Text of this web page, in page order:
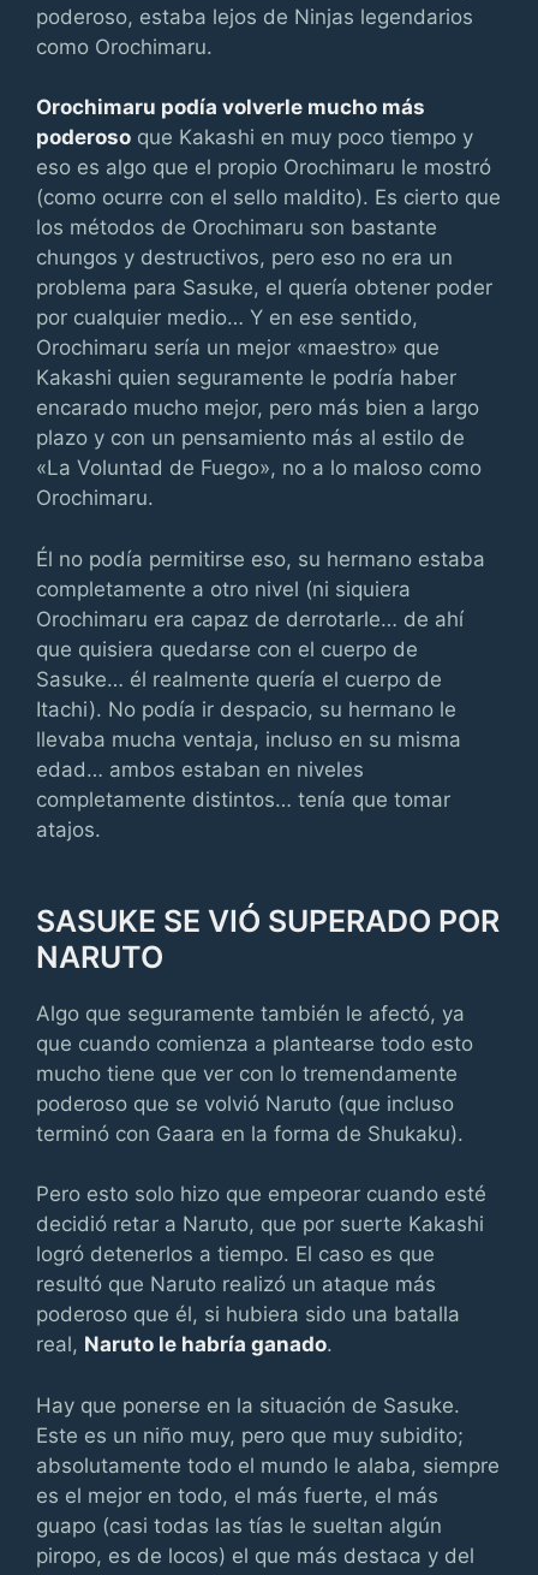
poderoso, estaba lejos de Ninjas legendarios
como Orochimaru.
Orochimaru podía volverle mucho más
poderoso que Kakashi en muy poco tiempo y
eso es algo que el propio Orochimaru le mostró
(como ocurre con el sello maldito). Es cierto que
los métodos de Orochimaru son bastante
chungos y destructivos, pero eso no era un
problema para Sasuke, el quería obtener poder
por cualquier medio… Y en ese sentido,
Orochimaru sería un mejor «maestro» que
Kakashi quien seguramente le podría haber
encarado mucho mejor, pero más bien a largo
plazo y con un pensamiento más al estilo de
«La Voluntad de Fuego», no a lo maloso como
Orochimaru.
Él no podía permitirse eso, su hermano estaba
completamente a otro nivel (ni siquiera
Orochimaru era capaz de derrotarle… de ahí
que quisiera quedarse con el cuerpo de
Sasuke… él realmente quería el cuerpo de
Itachi). No podía ir despacio, su hermano le
llevaba mucha ventaja, incluso en su misma
edad… ambos estaban en niveles
completamente distintos… tenía que tomar
atajos.
SASUKE SE VIÓ SUPERADO POR
NARUTO
Algo que seguramente también le afectó, ya
que cuando comienza a plantearse todo esto
mucho tiene que ver con lo tremendamente
poderoso que se volvió Naruto (que incluso
terminó con Gaara en la forma de Shukaku).
Pero esto solo hizo que empeorar cuando esté
decidió retar a Naruto, que por suerte Kakashi
logró detenerlos a tiempo. El caso es que
resultó que Naruto realizó un ataque más
poderoso que él, si hubiera sido una batalla
real, Naruto le habría ganado.
Hay que ponerse en la situación de Sasuke.
Este es un niño muy, pero que muy subidito;
absolutamente todo el mundo le alaba, siempre
es el mejor en todo, el más fuerte, el más
guapo (casi todas las tías le sueltan algún
piropo, es de locos) el que más destaca y del